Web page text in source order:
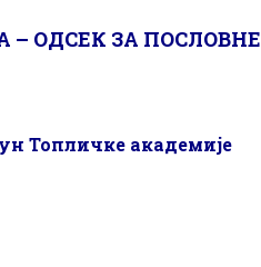
ОДСЕК ЗА ПОСЛОВНЕ
Топличке академије